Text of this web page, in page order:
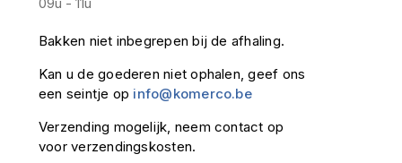
Bakken niet inbegrepen bij de afhaling.
Kan u de goederen niet ophalen, geef ons
een seintje op info@komerco.be
Verzending mogelijk, neem contact op
voor verzendingskosten.